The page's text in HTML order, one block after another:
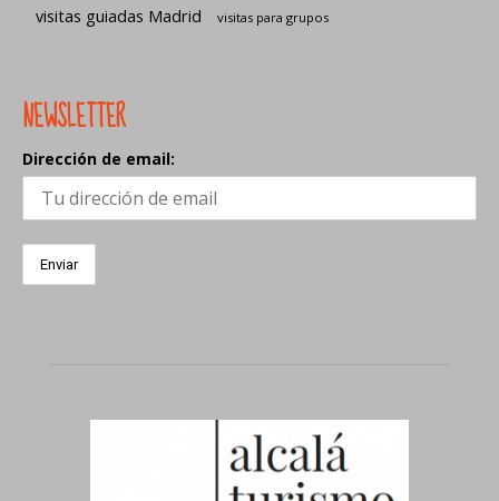
visitas guiadas Madrid visitas para grupos
NEWSLETTER
Dirección de email: